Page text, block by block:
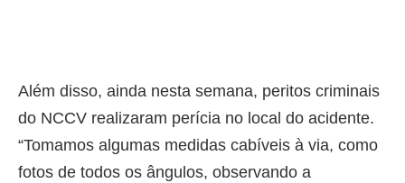
Além disso, ainda nesta semana, peritos criminais
do NCCV realizaram perícia no local do acidente.
“Tomamos algumas medidas cabíveis à via, como
fotos de todos os ângulos, observando a